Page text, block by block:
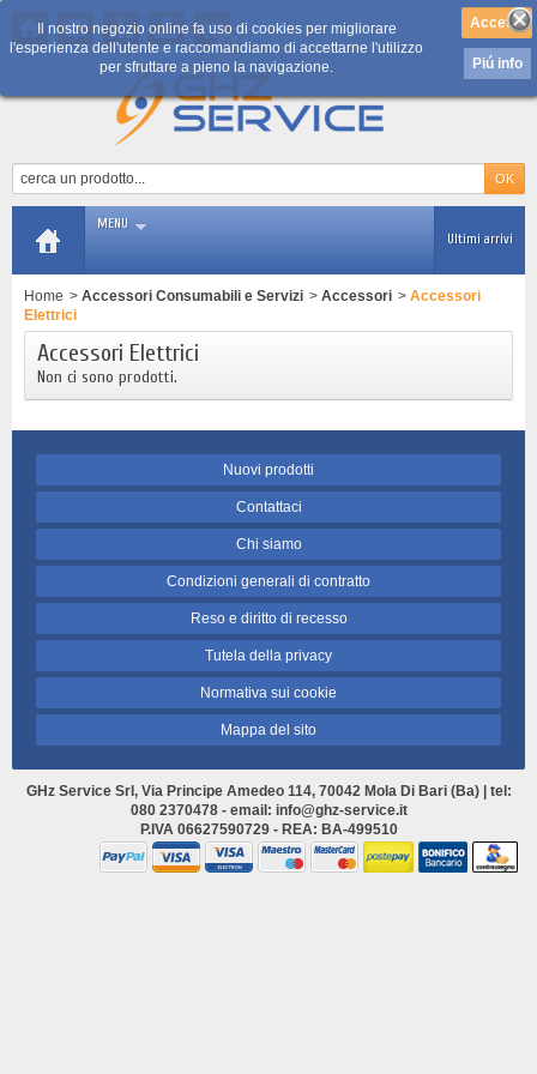
0
MENU
Ultimi arrivi
Il nostro negozio online fa uso di cookies per migliorare
l'esperienza dell'utente e raccomandiamo di accettarne l'utilizzo
per sfruttare a pieno la navigazione.
Piú info
Home > Accessori Consumabili e Servizi > Accessori > Accessori
Elettrici
Accessori Elettrici
Non ci sono prodotti.
Nuovi prodotti
Contattaci
Chi siamo
Condizioni generali di contratto
Reso e diritto di recesso
Tutela della privacy
Normativa sui cookie
Mappa del sito
GHz Service Srl, Via Principe Amedeo 114, 70042 Mola Di Bari (Ba) | tel:
080 2370478 - email: info@ghz-service.it
P.IVA 06627590729 - REA: BA-499510